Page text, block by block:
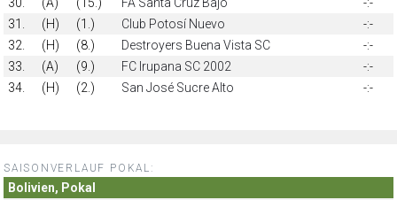
31.
(H) (1.) Club Potosí Nuevo
-:-
32.
(H) (8.) Destroyers Buena Vista SC
-:-
33.
(A) (9.) FC Irupana SC 2002
-:-
34.
(H) (2.) San José Sucre Alto -:-
SAISONVERLAUF POKAL:
Bolivien, Pokal